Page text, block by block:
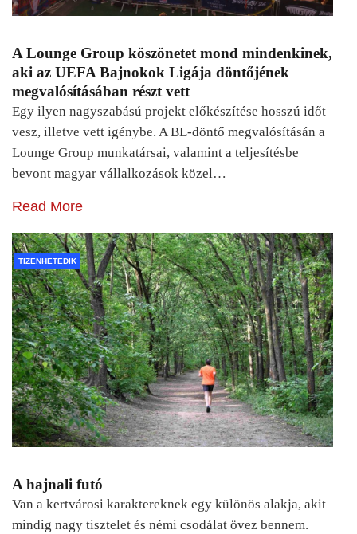
A Lounge Group köszönetet mond mindenkinek,
aki az UEFA Bajnokok Ligája döntőjének
megvalósításában részt vett
Egy ilyen nagyszabású projekt előkészítése hosszú időt
vesz, illetve vett igénybe. A BL-döntő megvalósításán a
Lounge Group munkatársai, valamint a teljesítésbe
bevont magyar vállalkozások közel…
Read More
TIZENHETEDIK
A hajnali futó
Van a kertvárosi karaktereknek egy különös alakja, akit
mindig nagy tisztelet és némi csodálat övez bennem.